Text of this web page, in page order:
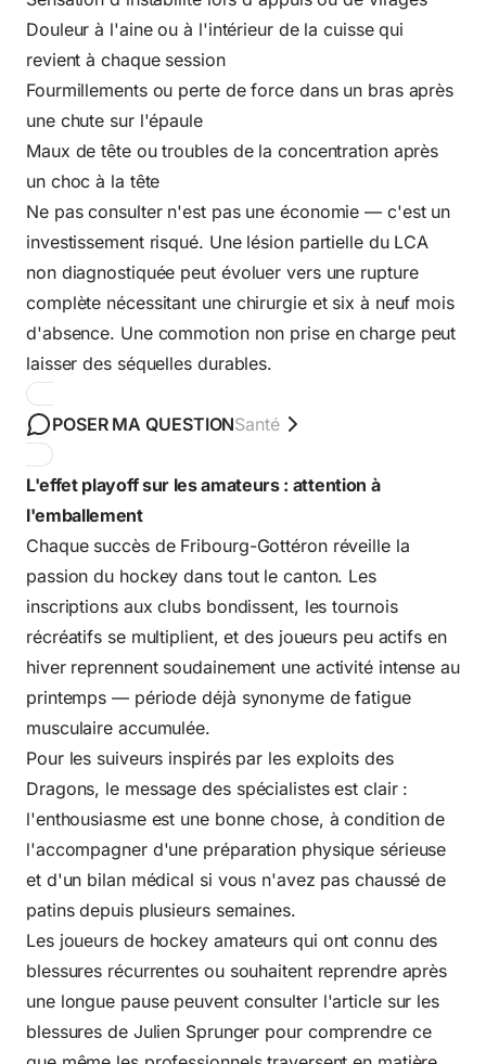
Douleur à l'aine ou à l'intérieur de la cuisse qui
revient à chaque session
Fourmillements ou perte de force dans un bras après
une chute sur l'épaule
Maux de tête ou troubles de la concentration après
un choc à la tête
Ne pas consulter n'est pas une économie — c'est un
investissement risqué. Une lésion partielle du LCA
non diagnostiquée peut évoluer vers une rupture
complète nécessitant une chirurgie et six à neuf mois
d'absence. Une commotion non prise en charge peut
laisser des séquelles durables.
POSER MA QUESTIONSanté
L'effet playoff sur les amateurs : attention à
l'emballement
Chaque succès de Fribourg-Gottéron réveille la
passion du hockey dans tout le canton. Les
inscriptions aux clubs bondissent, les tournois
récréatifs se multiplient, et des joueurs peu actifs en
hiver reprennent soudainement une activité intense au
printemps — période déjà synonyme de fatigue
musculaire accumulée.
Pour les suiveurs inspirés par les exploits des
Dragons, le message des spécialistes est clair :
l'enthousiasme est une bonne chose, à condition de
l'accompagner d'une préparation physique sérieuse
et d'un bilan médical si vous n'avez pas chaussé de
patins depuis plusieurs semaines.
Les joueurs de hockey amateurs qui ont connu des
blessures récurrentes ou souhaitent reprendre après
une longue pause peuvent consulter l'article sur les
blessures de Julien Sprunger pour comprendre ce